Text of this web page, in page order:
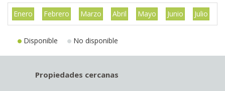
Enero Febrero Marzo Abril Mayo Junio Julio
Disponible No disponible
Propiedades cercanas